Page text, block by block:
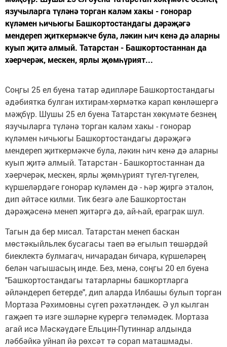
язучыларга түләнә торган каләм хакы - гонорар
күләмен һичьюгы Башкортостандагы дәрәҗәгә
мендереп җиткермәкче була, ләкин һич кенә дә аларны
куып җитә алмый. Татарстан - Башкортостаннан да
хәерчерәк, мескен, ярлы җөмһүрият...
Соңгы 25 ел буена татар әдипләре Башкортостандагы
әдәбиятка булган ихтирам-хөрмәткә карап көнләшергә
мәҗбүр. Шушы 25 ел буена Татарстан хөкүмәте безнең
язучыларга түләнә торган каләм хакы - гонорар
күләмен һичьюгы Башкортостандагы дәрәҗәгә
мендереп җиткермәкче була, ләкин һич кенә дә аларны
куып җитә алмый. Татарстан - Башкортостаннан да
хәерчерәк, мескен, ярлы җөмһүрият түгел-түгелен,
күршеләрдәге гонорар күләмен дә - һәр җиргә эталон,
дип әйтәсе килми. Тик безгә әле Башкортостан
дәрәҗәсенә менеп җитәргә дә, ай-һай, ераграк шул.
Тагын да бер мисал. Татарстан менеп баскан
мөстәкыйльлек бусагасы таеп вә егылып төшәрдәй
биеклектә булмагач, ничарадан бичара, күршеләрең
белән чагышасың инде. Без, менә, соңгы 20 ел буена
"Башкортостандагы татарларны башкортларга
әйләндереп бетерде", дип аларда Илбашы булып торган
Мортаза Рәхимовны сүгеп рәхәтләндек. Ә ул кылган
гаҗәеп тә изге эшләрне күрергә теләмәдек. Мортаза
агай исә Мәскәүдәге Ельцин-Путиннар алдында
ләббәйкә уйнап йә рөхсәт тә сорап маташмады.